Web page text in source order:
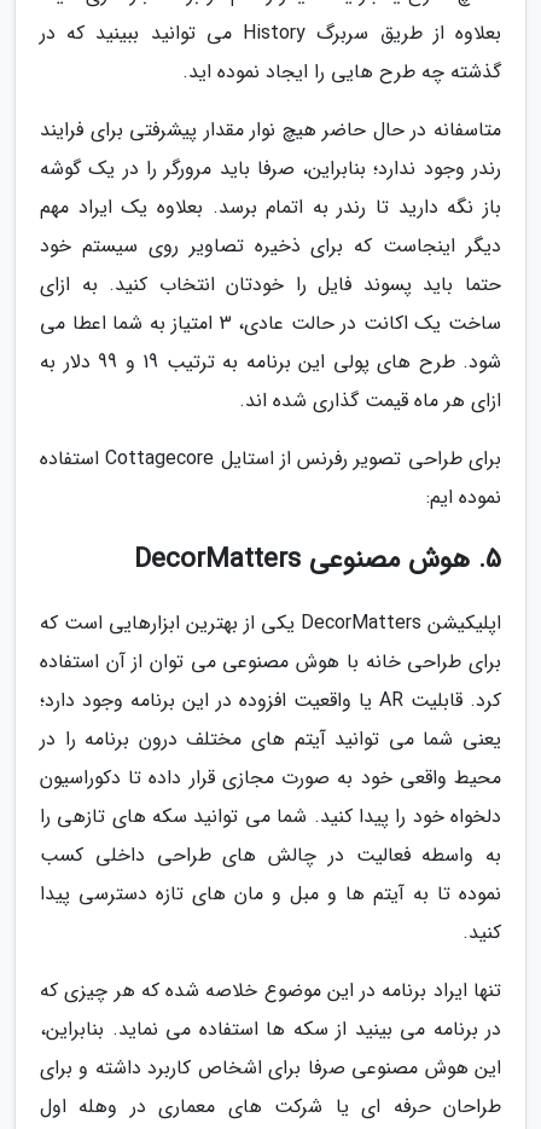
بعلاوه از طریق سربرگ History می توانید ببینید که در
گذشته چه طرح هایی را ایجاد نموده اید.
متاسفانه در حال حاضر هیچ نوار مقدار پیشرفتی برای فرایند
رندر وجود ندارد؛ بنابراین، صرفا باید مرورگر را در یک گوشه
باز نگه دارید تا رندر به اتمام برسد. بعلاوه یک ایراد مهم
دیگر اینجاست که برای ذخیره تصاویر روی سیستم خود
حتما باید پسوند فایل را خودتان انتخاب کنید. به ازای
ساخت یک اکانت در حالت عادی، 3 امتیاز به شما اعطا می
شود. طرح های پولی این برنامه به ترتیب 19 و 99 دلار به
ازای هر ماه قیمت گذاری شده اند.
برای طراحی تصویر رفرنس از استایل Cottagecore استفاده
نموده ایم:
5. هوش مصنوعی DecorMatters
اپلیکیشن DecorMatters یکی از بهترین ابزارهایی است که
برای طراحی خانه با هوش مصنوعی می توان از آن استفاده
کرد. قابلیت AR یا واقعیت افزوده در این برنامه وجود دارد؛
یعنی شما می توانید آیتم های مختلف درون برنامه را در
محیط واقعی خود به صورت مجازی قرار داده تا دکوراسیون
دلخواه خود را پیدا کنید. شما می توانید سکه های تازهی را
به واسطه فعالیت در چالش های طراحی داخلی کسب
نموده تا به آیتم ها و مبل و مان های تازه دسترسی پیدا
کنید.
تنها ایراد برنامه در این موضوع خلاصه شده که هر چیزی که
در برنامه می بینید از سکه ها استفاده می نماید. بنابراین،
این هوش مصنوعی صرفا برای اشخاص کاربرد داشته و برای
طراحان حرفه ای یا شرکت های معماری در وهله اول